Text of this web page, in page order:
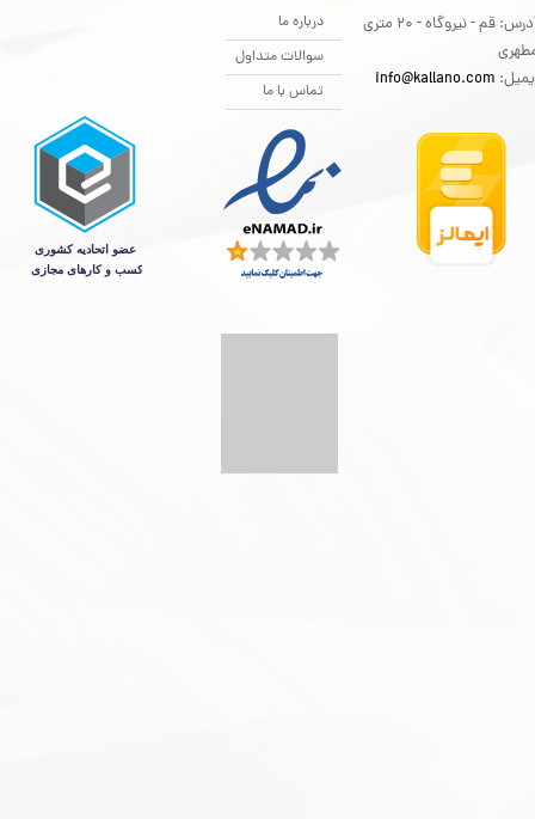
آدرس: قم - نیروگاه - 20 متری
info@kallano.com​​​​​​​
درباره ما
سوالات متداول
تماس با ما